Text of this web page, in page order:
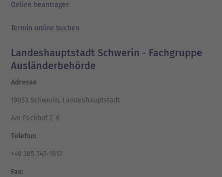
Online beantragen
Termin online buchen
Landeshauptstadt Schwerin - Fachgruppe
Ausländerbehörde
Adresse
19053 Schwerin, Landeshauptstadt
Am Packhof 2-6
Telefon:
+49 385 545-1812
Fax: